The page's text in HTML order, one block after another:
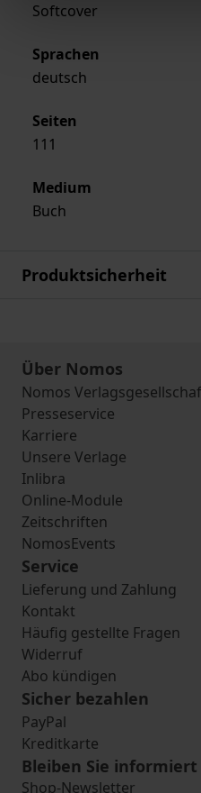
Softcover
Sprachen
deutsch
Seiten
111
Medium
Buch
Produktsicherheit
Über Nomos
Nomos
Presseservice
Karriere
Unsere Verlage
Inlibra
Online-Module
Zeitschriften
NomosEvents
Service
Lieferung und Zahlung
Kontakt
Häufig gestellte Fragen
Widerruf
Abo kündigen
Sicher bezahlen
PayPal
Kreditkarte
Bleiben Sie informiert
Shop-Newsletter